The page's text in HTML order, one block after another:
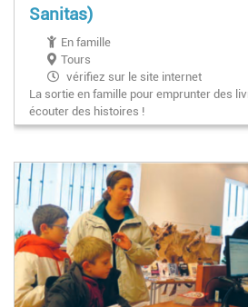
Sanitas)
En famille
Tours
vérifiez sur le site internet
La sortie en famille pour emprunter des
écouter des histoires !